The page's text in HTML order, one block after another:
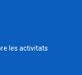
les activitats